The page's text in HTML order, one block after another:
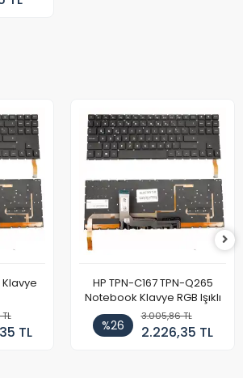
TL
HP TPN-C167 TPN-Q265
Notebook Klavye RGB Işıklı
%26
3.005,86 TL
2.226,35 TL